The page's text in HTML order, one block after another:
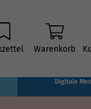
Warenkorb
Digitale